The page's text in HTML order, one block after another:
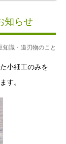
知らせ
知識・道刃物のこと
小細工のみを
す。